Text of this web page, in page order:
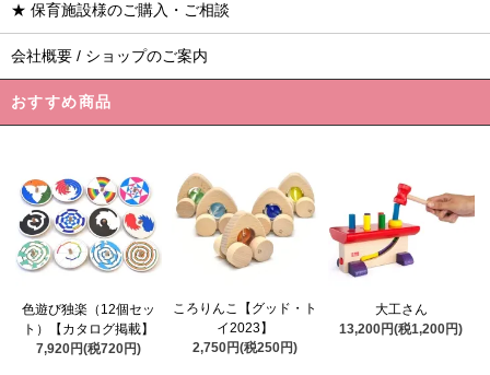
★ 保育施設様のご購入・ご相談
会社概要 / ショップのご案内
おすすめ商品
色遊び独楽（12個セッ
ト）【カタログ掲載】
7,920円(税720円)
ころりんこ【グッド・ト
イ2023】
2,750円(税250円)
大工さん
13,200円(税1,200円)